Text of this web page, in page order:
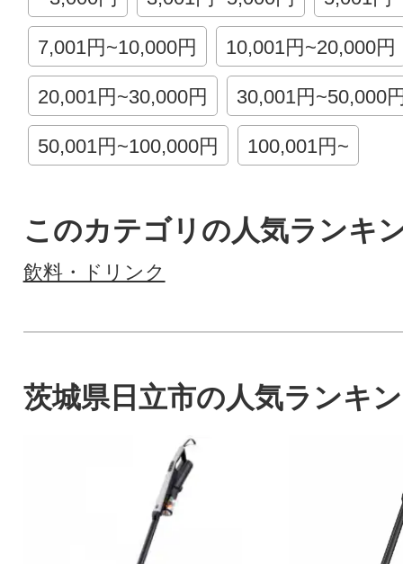
7,001円~10,000円 10,001円~20,000円
20,001円~30,000円 30,001円~50,000
50,001円~100,000円 100,001円~
このカテゴリの人気ランキ
飲料・ドリンク
茨城県日立市の人気ランキ